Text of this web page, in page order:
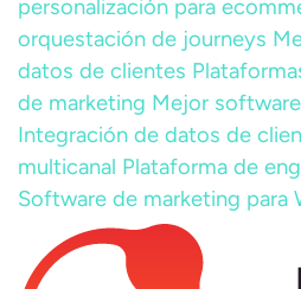
personalización para
orquestación de journeys
datos de clientes
de marketing Mejor
Integración de datos de
multicanal Plataforma de
Software de marketing para